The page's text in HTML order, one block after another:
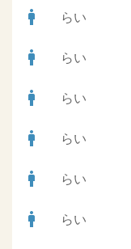
man らい
man らい
man らい
man らい
man らい
man らい